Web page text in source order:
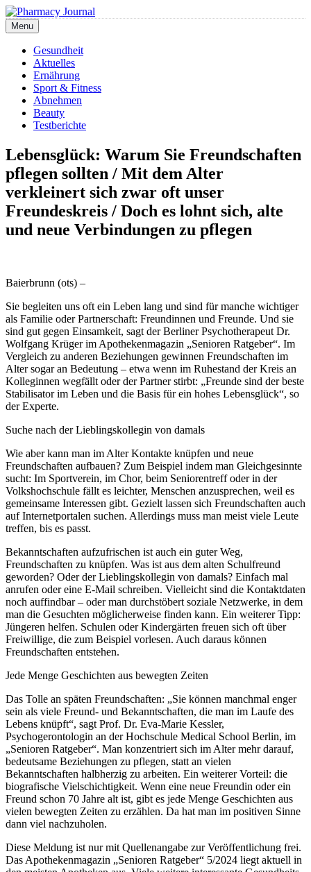
Skip
to
content
Pharmacy Journal
Menu
Gesundheit
Aktuelles
Ernährung
Sport & Fitness
Abnehmen
Beauty
Testberichte
Lebensglück: Warum Sie Freundschaften
pflegen sollten / Mit dem Alter
verkleinert sich zwar oft unser
Freundeskreis / Doch es lohnt sich, alte
und neue Verbindungen zu pflegen
Baierbrunn (ots) –
Sie begleiten uns oft ein Leben lang und sind für manche wichtiger
als Familie oder Partnerschaft: Freundinnen und Freunde. Und sie
sind gut gegen Einsamkeit, sagt der Berliner Psychotherapeut Dr.
Wolfgang Krüger im Apothekenmagazin „Senioren Ratgeber“. Im
Vergleich zu anderen Beziehungen gewinnen Freundschaften im
Alter sogar an Bedeutung – etwa wenn im Ruhestand der Kreis an
Kolleginnen wegfällt oder der Partner stirbt: „Freunde sind der beste
Stabilisator im Leben und die Basis für ein hohes Lebensglück“, so
der Experte.
Suche nach der Lieblingskollegin von damals
Wie aber kann man im Alter Kontakte knüpfen und neue
Freundschaften aufbauen? Zum Beispiel indem man Gleichgesinnte
sucht: Im Sportverein, im Chor, beim Seniorentreff oder in der
Volkshochschule fällt es leichter, Menschen anzusprechen, weil es
gemeinsame Interessen gibt. Gezielt lassen sich Freundschaften auch
auf Internetportalen suchen. Allerdings muss man meist viele Leute
treffen, bis es passt.
Bekanntschaften aufzufrischen ist auch ein guter Weg,
Freundschaften zu knüpfen. Was ist aus dem alten Schulfreund
geworden? Oder der Lieblingskollegin von damals? Einfach mal
anrufen oder eine E-Mail schreiben. Vielleicht sind die Kontaktdaten
noch auffindbar – oder man durchstöbert soziale Netzwerke, in dem
man die Gesuchten möglicherweise finden kann. Ein weiterer Tipp:
Jüngeren helfen. Schulen oder Kindergärten freuen sich oft über
Freiwillige, die zum Beispiel vorlesen. Auch daraus können
Freundschaften entstehen.
Jede Menge Geschichten aus bewegten Zeiten
Das Tolle an späten Freundschaften: „Sie können manchmal enger
sein als viele Freund- und Bekanntschaften, die man im Laufe des
Lebens knüpft“, sagt Prof. Dr. Eva-Marie Kessler,
Psychogerontologin an der Hochschule Medical School Berlin, im
„Senioren Ratgeber“. Man konzentriert sich im Alter mehr darauf,
bedeutsame Beziehungen zu pflegen, statt an vielen
Bekanntschaften halbherzig zu arbeiten. Ein weiterer Vorteil: die
biografische Vielschichtigkeit. Wenn eine neue Freundin oder ein
Freund schon 70 Jahre alt ist, gibt es jede Menge Geschichten aus
vielen bewegten Zeiten zu erzählen. Da hat man im positiven Sinne
dann viel nachzuholen.
Diese Meldung ist nur mit Quellenangabe zur Veröffentlichung frei.
Das Apothekenmagazin „Senioren Ratgeber“ 5/2024 liegt aktuell in